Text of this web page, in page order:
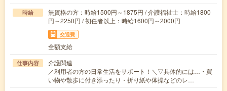
時給
無資格の方：時給1500円～1875円 / 介護福祉士：時給1800
円～2250円 / 初任者以上：時給1600円～2000円
交通費
全額支給
仕事内容
介護関連
／利用者の方の日常生活をサポート！＼▽具体的には…・買
い物や散歩に付き添ったり・折り紙や体操などのレ…